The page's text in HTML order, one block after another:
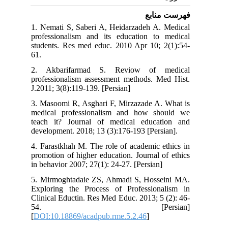
فهرست منابع
1. Nemati S, Saberi A, Heidarzadeh A. Medical
professionalism and its education to medical
students. Res med educ. 2010 Apr 10; 2(1):54-
61.
2. Akbarifarmad S. Reviow of medical
professionalism assessment methods. Med Hist.
J.2011; 3(8):119-139. [Persian]
3. Masoomi R, Asghari F, Mirzazade A. What is
medical professionalism and how should we
teach it? Journal of medical education and
development. 2018; 13 (3):176-193 [Persian].
4. Farastkhah M. The role of academic ethics in
promotion of higher education. Journal of ethics
in behavior 2007; 27(1): 24-27. [Persian]
5. Mirmoghtadaie ZS, Ahmadi S, Hosseini MA.
Exploring the Process of Professionalism in
Clinical Eductin. Res Med Educ. 2013; 5 (2): 46-
54. [Persian]
[DOI:10.18869/acadpub.rme.5.2.46